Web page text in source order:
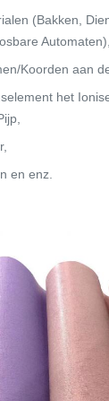
(Bakken,
Automaten),
Koorden aan
het
en enz.